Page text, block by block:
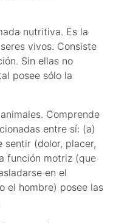
nutritiva. Es la
vivos. Consiste
Sin ellas no
posee sólo la
Comprende
entre sí: (a)
sentir (dolor, placer,
función motriz (que
en el
el hombre) posee las